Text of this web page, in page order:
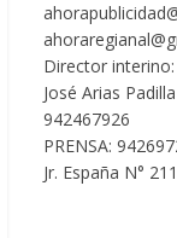
Director interino:
José Arias
942467926
PRENSA:
Jr. España N°